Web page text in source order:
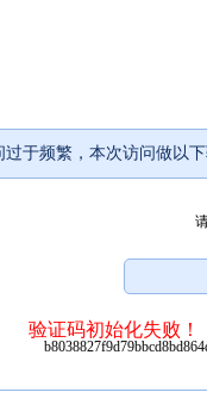
过于频繁，本次访问做以下
验证码初始化失败！